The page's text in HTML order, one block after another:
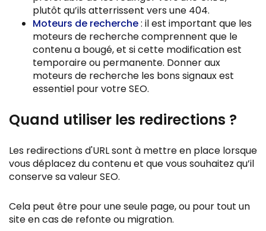
plutôt qu’ils atterrissent vers une 404.
Moteurs de recherche: il est important que les
moteurs de recherche comprennent que le
contenu a bougé, et si cette modification est
temporaire ou permanente. Donner aux
moteurs de recherche les bons signaux est
essentiel pour votre SEO.
Quand utiliser les redirections ?
Les redirections d'URL sont à mettre en place lorsque
vous déplacez du contenu et que vous souhaitez qu’il
conserve sa valeur SEO.
Cela peut être pour une seule page, ou pour tout un
site en cas de refonte ou migration.